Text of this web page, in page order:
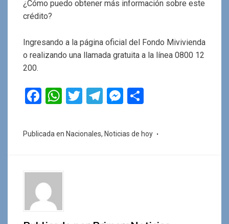
¿Cómo puedo obtener más información sobre este
crédito?
Ingresando a la página oficial del Fondo Mivivienda
o realizando una llamada gratuita a la línea 0800 12
200.
F
ce
o
k
W
at
p
T
tt
T
e
M
se m
Publicada en Nacionales, Noticias de hoy